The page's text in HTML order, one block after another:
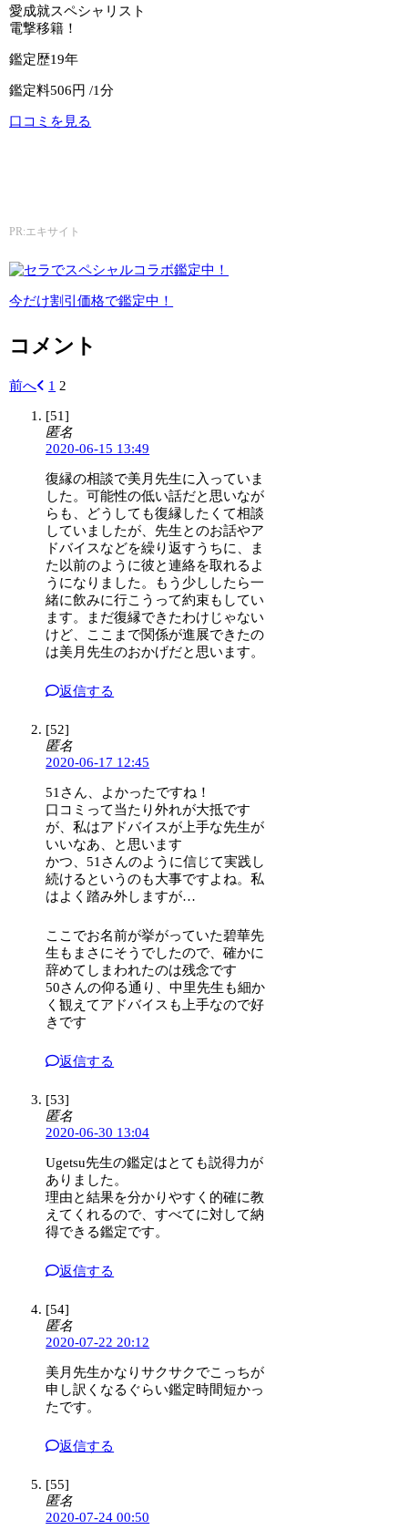
愛成就スペシャリスト
電撃移籍！
鑑定歴19年
鑑定料506円 /1分
口コミを見る
PR:エキサイト
今だけ割引価格で鑑定中！
コメント
前へ 1 2
[51]
匿名
2020-06-15 13:49
復縁の相談で美月先生に入っていま
した。可能性の低い話だと思いなが
らも、どうしても復縁したくて相談
していましたが、先生とのお話やア
ドバイスなどを繰り返すうちに、ま
た以前のように彼と連絡を取れるよ
うになりました。もう少ししたら一
緒に飲みに行こうって約束もしてい
ます。まだ復縁できたわけじゃない
けど、ここまで関係が進展できたの
は美月先生のおかげだと思います。
返信する
[52]
匿名
2020-06-17 12:45
51さん、よかったですね！
口コミって当たり外れが大抵です
が、私はアドバイスが上手な先生が
いいなあ、と思います
かつ、51さんのように信じて実践し
続けるというのも大事ですよね。私
はよく踏み外しますが…
ここでお名前が挙がっていた碧華先
生もまさにそうでしたので、確かに
辞めてしまわれたのは残念です
50さんの仰る通り、中里先生も細か
く観えてアドバイスも上手なので好
きです
返信する
[53]
匿名
2020-06-30 13:04
Ugetsu先生の鑑定はとても説得力が
ありました。
理由と結果を分かりやすく的確に教
えてくれるので、すべてに対して納
得できる鑑定です。
返信する
[54]
匿名
2020-07-22 20:12
美月先生かなりサクサクでこっちが
申し訳くなるぐらい鑑定時間短かっ
たです。
返信する
[55]
匿名
2020-07-24 00:50